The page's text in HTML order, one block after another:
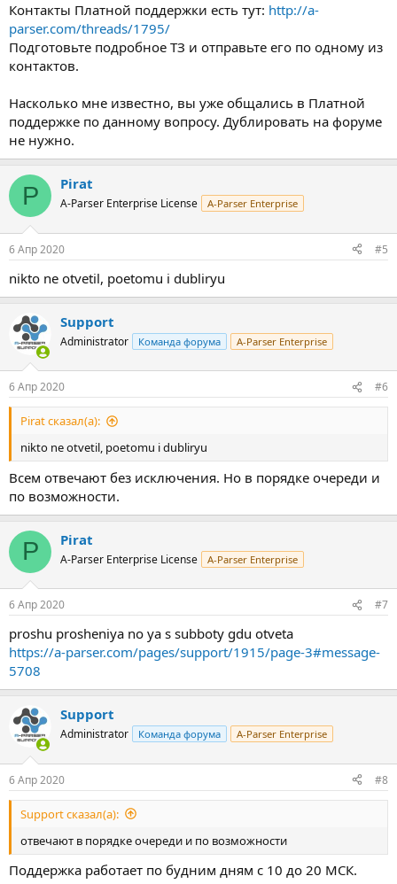
Контакты Платной поддержки есть тут: http://a-
parser.com/threads/1795/
Подготовьте подробное ТЗ и отправьте его по одному из
контактов.
Насколько мне известно, вы уже общались в Платной
поддержке по данному вопросу. Дублировать на форуме
не нужно.
P Pirat
A-Parser Enterprise License A-Parser Enterprise
6 Апр 2020 #5
nikto ne otvetil, poetomu i dubliryu
Support
Administrator Команда форума A-Parser Enterprise
6 Апр 2020 #6
Pirat сказал(а):
nikto ne otvetil, poetomu i dubliryu
Всем отвечают без исключения. Но в порядке очереди и
по возможности.
P Pirat
A-Parser Enterprise License A-Parser Enterprise
6 Апр 2020 #7
proshu prosheniya no ya s subboty gdu otveta
https://a-parser.com/pages/support/1915/page-3#message-
5708
Support
Administrator Команда форума A-Parser Enterprise
6 Апр 2020 #8
Support сказал(а):
отвечают в порядке очереди и по возможности
Поддержка работает по будним дням с 10 до 20 МСК.